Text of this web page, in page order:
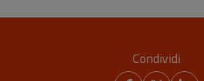
Condividi